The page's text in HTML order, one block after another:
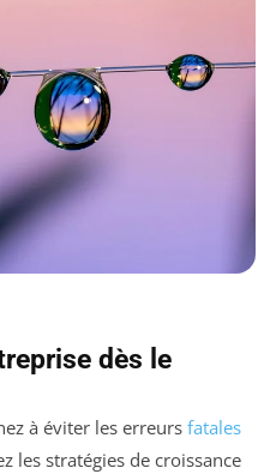
dès le
à éviter les erreurs fatales
les stratégies de croissance